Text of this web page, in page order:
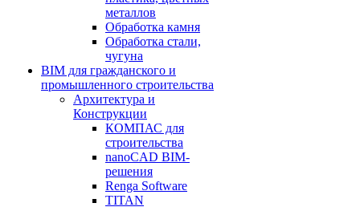
металлов
Обработка камня
Обработка стали,
чугуна
BIM для гражданского и
промышленного строительства
Архитектура и
Конструкции
КОМПАС для
строительства
nanoCAD BIM-
решения
Renga Software
TITAN